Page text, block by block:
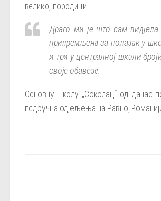
великој породици.
Драго ми је што сам
припремљена за полазак у
и три у централној школи
своје обавезе.
Основну школу „Соколац“ од данас
подручна одјељења на Равној